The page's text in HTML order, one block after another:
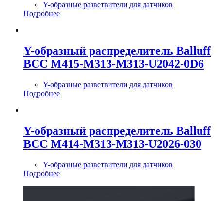
Y-образные разветвители для датчиков
Подробнее
Y-образный распределитель Balluff
BCC M415-M313-M313-U2042-0D6
Y-образные разветвители для датчиков
Подробнее
Y-образный распределитель Balluff
BCC M414-M313-M313-U2026-030
Y-образные разветвители для датчиков
Подробнее